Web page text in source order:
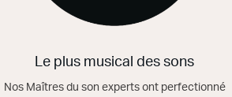
Le plus musical des sons
Nos Maîtres du son experts ont perfectionné